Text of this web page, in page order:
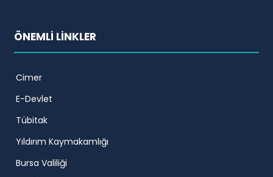
ÖNEMLİ LİNKLER
Cimer
E-Devlet
Tübitak
Yıldırım Kaymakamlığı
Bursa Valiliği